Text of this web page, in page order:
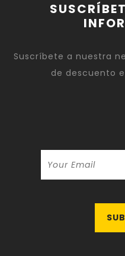
Suscríbete a nuestra
de descuento